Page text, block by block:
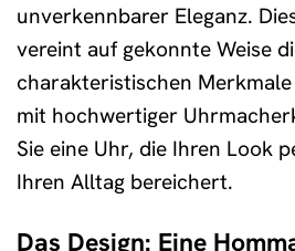
unverkennbarer Eleganz.
vereint auf gekonnte Weise
charakteristischen
mit hochwertiger
Sie eine Uhr, die Ihren Look
Ihren Alltag bereichert.
Das Design: Eine